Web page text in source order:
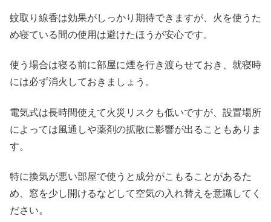
蚊取り線香は効果がしっかり期待できますが、火を使うた
め寝ている間の使用は避けたほうが安心です。
使う場合は寝る前に部屋に煙を行き渡らせておき、就寝時
には必ず消火しておきましょう。
電気式は長時間使えて火災リスクも低いですが、設置場所
によっては風通しや薬剤の拡散に影響が出ることもありま
す。
特に換気が悪い部屋で使うと成分がこもることがあるた
め、窓を少し開けるなどして空気の入れ替えを意識してく
ださい。